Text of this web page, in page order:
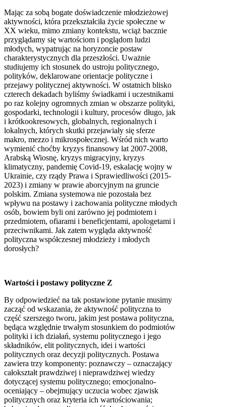
Mając za sobą bogate doświadczenie młodzieżowej
aktywności, która przekształciła życie społeczne w
XX wieku, mimo zmiany kontekstu, wciąż bacznie
przyglądamy się wartościom i poglądom ludzi
młodych, wypatrując na horyzoncie postaw
charakterystycznych dla przeszłości. Uważnie
studiujemy ich stosunek do ustroju politycznego,
polityków, deklarowane orientacje polityczne i
przejawy politycznej aktywności. W ostatnich blisko
czterech dekadach byliśmy świadkami i uczestnikami
po raz kolejny ogromnych zmian w obszarze polityki,
gospodarki, technologii i kultury, procesów długo, jak
i krótkookresowych, globalnych, regionalnych i
lokalnych, których skutki przejawiały się sferze
makro, mezzo i mikrospołecznej. Wśród nich warto
wymienić choćby kryzys finansowy lat 2007-2008,
Arabską Wiosnę, kryzys migracyjny, kryzys
klimatyczny, pandemię Covid-19, eskalację wojny w
Ukrainie, czy rządy Prawa i Sprawiedliwości (2015-
2023) i zmiany w prawie aborcyjnym na gruncie
polskim. Zmiana systemowa nie pozostała bez
wpływu na postawy i zachowania polityczne młodych
osób, bowiem byli oni zarówno jej podmiotem i
przedmiotem, ofiarami i beneficjentami, apologetami i
przeciwnikami. Jak zatem wygląda aktywność
polityczna współczesnej młodzieży i młodych
dorosłych?
Wartości i postawy polityczne Z
By odpowiedzieć na tak postawione pytanie musimy
zacząć od wskazania, że aktywność polityczna to
część szerszego tworu, jakim jest postawa polityczna,
będąca względnie trwałym stosunkiem do podmiotów
polityki i ich działań, systemu politycznego i jego
składników, elit politycznych, idei i wartości
politycznych oraz decyzji politycznych. Postawa
zawiera trzy komponenty: poznawczy – oznaczający
całokształt prawdziwej i nieprawdziwej wiedzy
dotyczącej systemu politycznego; emocjonalno-
oceniający – obejmujący uczucia wobec zjawisk
politycznych oraz kryteria ich wartościowania;